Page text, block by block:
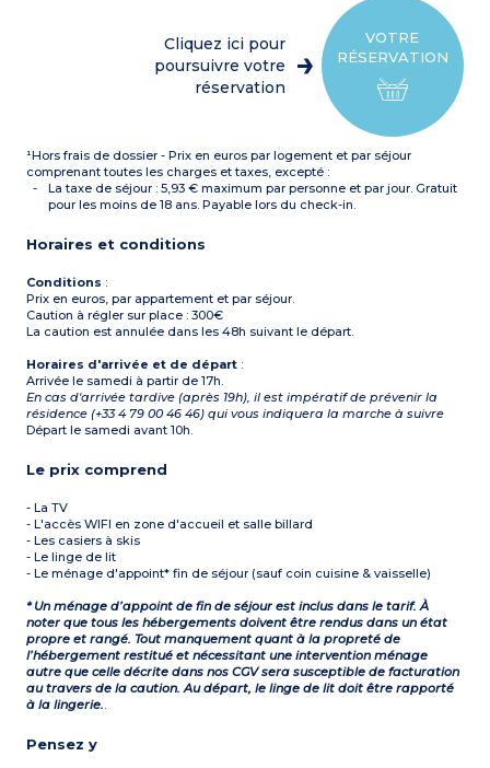
électrique, micro-ondes,
Salle de bains, WC séparé
Balcon ou rez-de-chaussée
VOTRE
RÉSERVATION
Cliquez ici pour
poursuivre votre
réservation
¹Hors frais de dossier - Prix en euros par logement et par séjour
comprenant toutes les charges et taxes, excepté :
La taxe de séjour : 5,93 € maximum par personne et par jour. Gratuit
pour les moins de 18 ans. Payable lors du check-in.
Horaires et conditions
Conditions :
Prix en euros, par appartement et par séjour.
Caution à régler sur place : 300€
La caution est annulée dans les 48h suivant le départ.
Horaires d'arrivée et de départ :
Arrivée le samedi à partir de 17h.
En cas d'arrivée tardive (après 19h), il est impératif de prévenir la
résidence (+33 4 79 00 46 46) qui vous indiquera la marche à suivre
Départ le samedi avant 10h.
Le prix comprend
- La TV
- L'accès WIFI en zone d'accueil et salle billard
- Les casiers à skis
- Le linge de lit
- Le ménage d'appoint* fin de séjour (sauf coin cuisine & vaisselle)
* Un ménage d’appoint de fin de séjour est inclus dans le tarif. À
noter que tous les hébergements doivent être rendus dans un état
propre et rangé. Tout manquement quant à la propreté de
l’hébergement restitué et nécessitant une intervention ménage
autre que celle décrite dans nos CGV sera susceptible de facturation
au travers de la caution. Au départ, le linge de lit doit être rapporté
à la lingerie..
Pensez y